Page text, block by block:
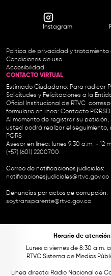
Instagram
Política de privacidad y tratamiento
Condiciones de uso
Accesibilidad
CONTACTO VIRTUAL
Estimado Ciudadano: Para radicar
Solicitudes y Felicitaciones a la
Oficial Institucional de RTVC
formulario en línea: Contacto PQRSD.
Al momento de registrar su
usted podrá realizar el seguimiento,
PQRS
Asesor en línea: lunes 9:30 a.m. - 12
(+57) (601) 2200700
Correo de notificaciones judiciales:
notificacionesjudiciales@rtvc.gov.co
Denuncias por actos de corrupción:
soytransparente@rtvc.gov.co
Horario de
Lunes a viernes de 8:30 a.m.
RTVC Sistema de Medios
Línea directa Radio Nacional de